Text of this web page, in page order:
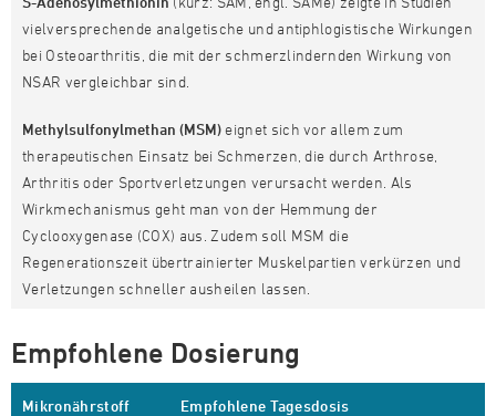
vielversprechende analgetische und antiphlogistische Wirkungen
bei Osteoarthritis, die mit der schmerzlindernden Wirkung von
NSAR vergleichbar sind.
Methylsulfonylmethan (MSM)eignet sich vor allem zum
therapeutischen Einsatz bei Schmerzen, die durch Arthrose,
Arthritis oder Sportverletzungen verursacht werden. Als
Wirkmechanismus geht man von der Hemmung der
Cyclooxygenase (COX) aus. Zudem soll MSM die
Regenerationszeit übertrainierter Muskelpartien verkürzen und
Verletzungen schneller ausheilen lassen.
Empfohlene Dosierung
Mikronährstoff Empfohlene Tagesdosis